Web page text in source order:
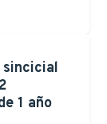
1 año